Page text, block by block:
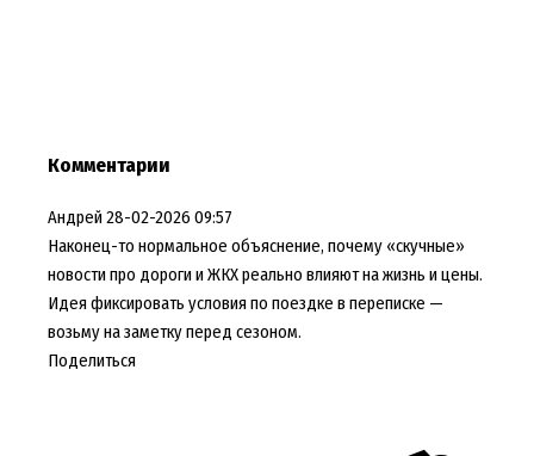
Комментарии
Андрей28-02-2026 09:57
Наконец-то нормальное объяснение, почему «скучные»
новости про дороги и ЖКХ реально влияют на жизнь и цены.
Идея фиксировать условия по поездке в переписке —
возьму на заметку перед сезоном.
Поделиться